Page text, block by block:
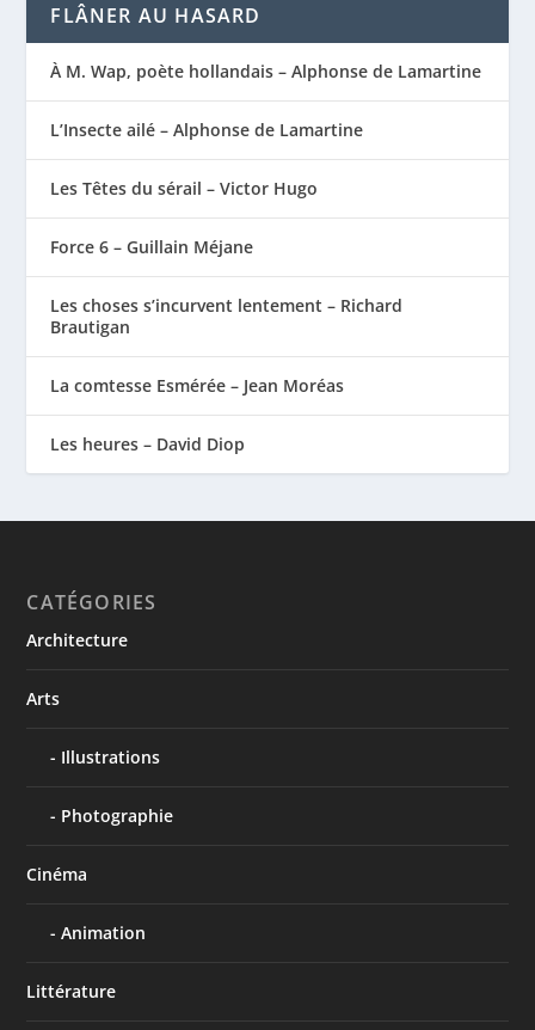
FLÂNER AU HASARD
À M. Wap, poète hollandais – Alphonse de Lamartine
L’Insecte ailé – Alphonse de Lamartine
Les Têtes du sérail – Victor Hugo
Force 6 – Guillain Méjane
Les choses s’incurvent lentement – Richard
Brautigan
La comtesse Esmérée – Jean Moréas
Les heures – David Diop
CATÉGORIES
Architecture
Arts
Illustrations
Photographie
Cinéma
Animation
Littérature